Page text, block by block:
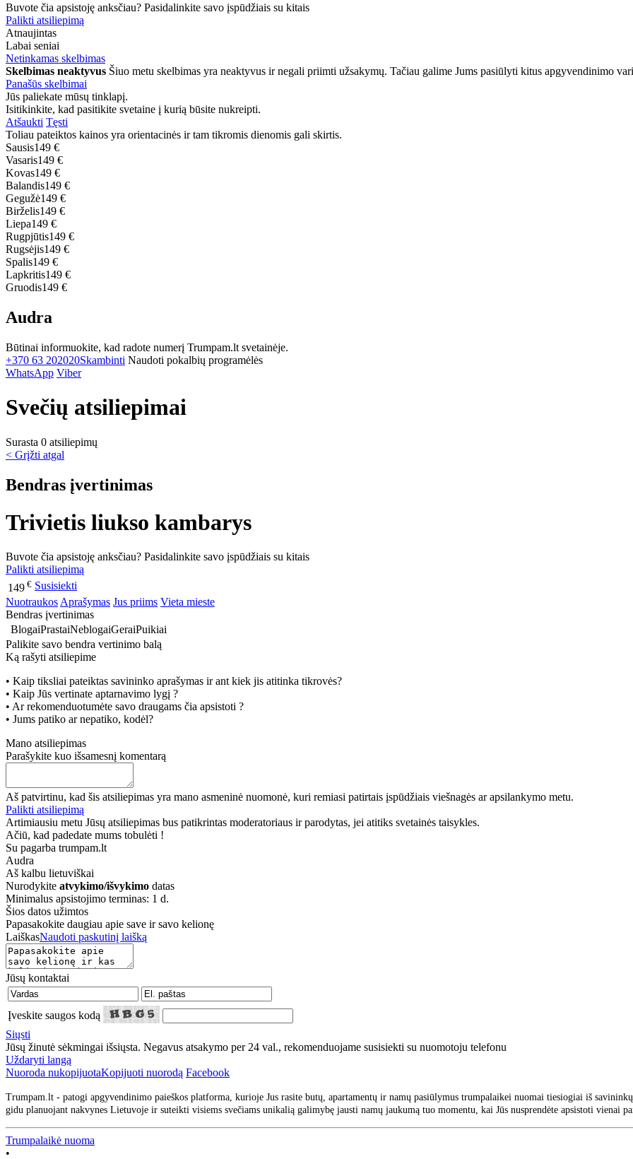
Buvote čia apsistoję anksčiau? Pasidalinkite savo įspūdžiais su kitais
Palikti atsiliepimą
Atnaujintas
Labai seniai
Netinkamas skelbimas
Skelbimas neaktyvus Šiuo metu skelbimas yra neaktyvus ir negali priimti užsakymų. Tačiau galime Jums pasiūlyti kitus apgyvendinimo
Panašūs skelbimai
Jūs paliekate mūsų tinklapį.
Isitikinkite, kad pasitikite svetaine į kurią būsite nukreipti.
Atšaukti Tęsti
Toliau pateiktos kainos yra orientacinės ir tam tikromis dienomis gali skirtis.
Sausis149 €
Vasaris149 €
Kovas149 €
Balandis149 €
Gegužė149 €
Birželis149 €
Liepa149 €
Rugpjūtis149 €
Rugsėjis149 €
Spalis149 €
Lapkritis149 €
Gruodis149 €
Audra
Būtinai informuokite, kad radote numerį Trumpam.lt svetainėje.
+370 63 202020Skambinti Naudoti pokalbių programėlės
WhatsApp Viber
Svečių atsiliepimai
Surasta 0 atsiliepimų
< Grįžti atgal
Bendras įvertinimas
Trivietis liukso kambarys
Buvote čia apsistoję anksčiau? Pasidalinkite savo įspūdžiais su kitais
Palikti atsiliepimą
149 € Susisiekti
NuotraukosAprašymas Jus priims Vieta mieste
Bendras įvertinimas
BlogaiPrastaiNeblogaiGeraiPuikiai
Palikite savo bendra vertinimo balą
Ką rašyti atsiliepime
• Kaip tiksliai pateiktas savininko aprašymas ir ant kiek jis atitinka tikrovės?
• Kaip Jūs vertinate aptarnavimo lygį ?
• Ar rekomenduotumėte savo draugams čia apsistoti ?
• Jums patiko ar nepatiko, kodėl?
Mano atsiliepimas
Parašykite kuo išsamesnį komentarą
Aš patvirtinu, kad šis atsiliepimas yra mano asmeninė nuomonė, kuri remiasi patirtais įspūdžiais viešnagės ar apsilankymo metu.
Palikti atsiliepimą
Artimiausiu metu Jūsų atsiliepimas bus patikrintas moderatoriaus ir parodytas, jei atitiks svetainės taisykles.
Ačiū, kad padedate mums tobulėti !
Su pagarba trumpam.lt
Audra
Aš kalbu lietuviškai
Nurodykite atvykimo/išvykimo datas
Minimalus apsistojimo terminas: 1 d.
Šios datos užimtos
Papasakokite daugiau apie save ir savo kelionę
LaiškasNaudoti paskutinį laišką
Jūsų kontaktai
Įveskite saugos kodą
Siųsti
Jūsų žinutė sėkmingai išsiųsta. Negavus atsakymo per 24 val., rekomenduojame susisiekti su nuomotoju telefonu
Uždaryti langą
Nuoroda nukopijuotaKopijuoti nuorodą Facebook
Trumpam.lt - patogi apgyvendinimo paieškos platforma, kurioje Jus rasite butų, apartamentų ir namų pasiūlymus trumpalaikei nuomai tiesiogiai iš
gidu planuojant nakvynes Lietuvoje ir suteikti visiems svečiams unikalią galimybę jausti namų jaukumą tuo momentu, kai Jūs nusprendėte apsistoti vienai
Trumpalaikė nuoma
•